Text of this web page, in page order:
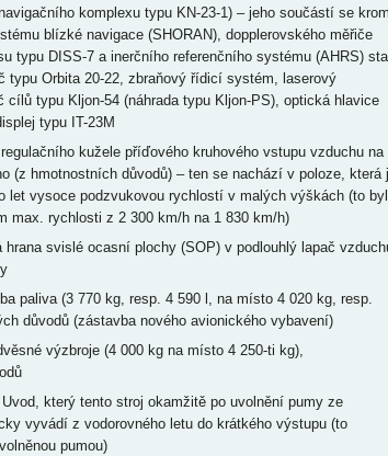
komplexu typu KN-23-1) – jeho součástí se
blízké navigace (SHORAN), dopplerovského měřiče
typu DISS-7 a inerčního referenčního systému (AHRS) stal
typu Orbita 20-22, zbraňový řídicí systém, laserový
cílů typu Kljon-54 (náhrada typu Kljon-PS), optická hlavice
typu IT-23M
kužele příďového kruhového vstupu vzduchu na
(z hmotnostních důvodů) – ten se nachází v poloze, která
let vysoce podzvukovou rychlostí v malých výškách (to
max. rychlosti z 2 300 km/h na 1 830 km/h)
hrana svislé ocasní plochy (SOP) v podlouhlý lapač
paliva (3 770 kg, resp. 4 590 l, na místo 4 020 kg, resp.
důvodů (zástavba nového avionického vybavení)
výzbroje (4 000 kg na místo 4 250-ti kg),
který tento stroj okamžitě po uvolnění pumy ze
vyvádí z vodorovného letu do krátkého výstupu (to
pumou)